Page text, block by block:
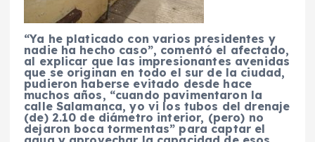
“Ya he platicado con varios presidentes y
nadie ha hecho caso”, comentó el afectado,
al explicar que las impresionantes avenidas
que se originan en todo el sur de la ciudad,
pudieron haberse evitado desde hace
muchos años, “cuando pavimentaron la
calle Salamanca, yo vi los tubos del drenaje
(de) 2.10 de diámetro interior, (pero) no
dejaron boca tormentas” para captar el